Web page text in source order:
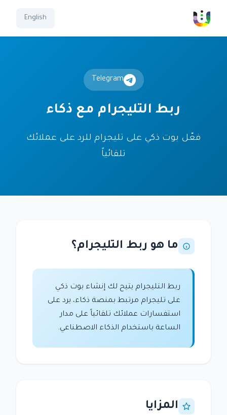
English
Telegram
ربط التليجرام مع ذكاء
فعّل بوت ذكي على تليجرام للرد على عملائك
تلقائياً
ما هو ربط التليجرام؟
ربط التليجرام يتيح لك إنشاء بوت ذكي
على تليجرام مرتبط بمنصة ذكاء، يرد على
استفسارات عملائك تلقائياً على مدار
الساعة باستخدام الذكاء الاصطناعي.
المزايا